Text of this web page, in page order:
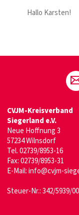
Hallo Karsten!
CVJM-Kreisverband
Siegerland e.V.
Neue Hoffnung 3
57234 Wilnsdorf
Tel. 02739/8953-16
Fax: 02739/8953-31
E-Mail:info@cvjm-
Steuer-Nr.: 342/5939/